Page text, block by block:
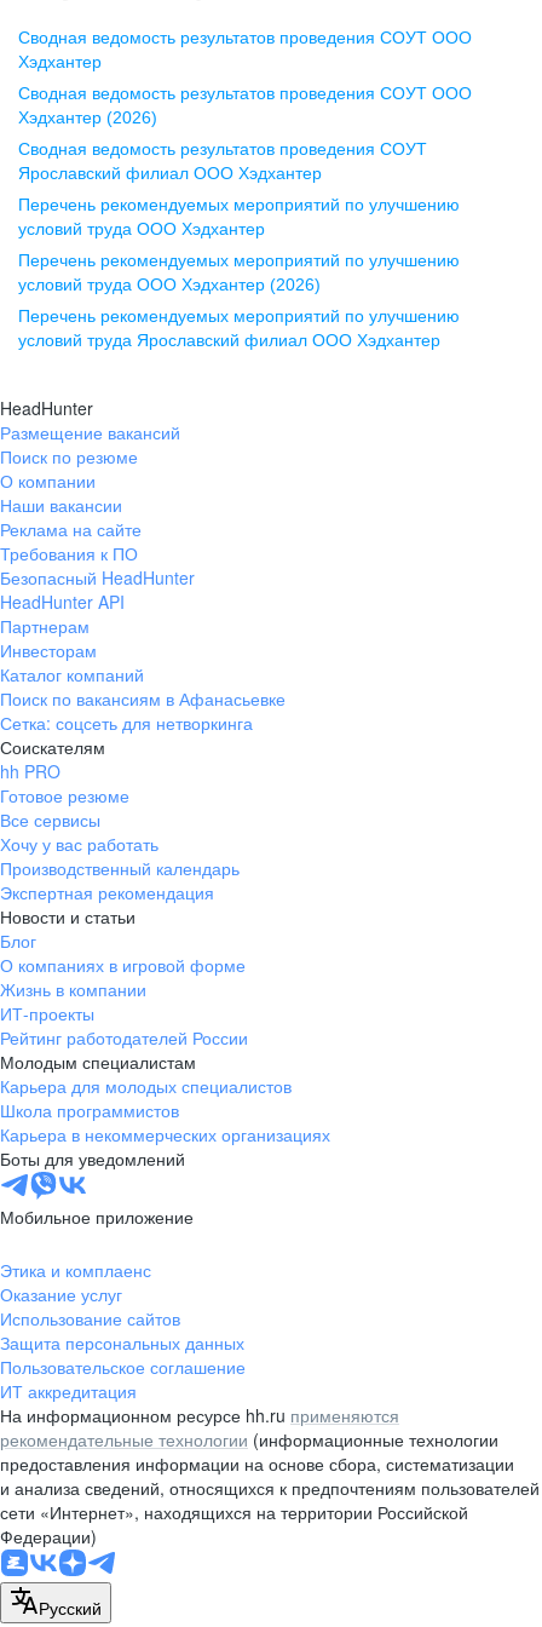
Воронеж
ул. Комиссаржевской, д. 10,
офис 1212
+7 473 280-05-05
pr@vrn.hh.ru
ул. Спартаковская, д. 2А, этаж 3,
помещение 15
+7 843 212-12-50
Екатеринбург
ул. Боевых Дружин, стр. 20,
+7 343 226-79-99
pr@ural.hh.ru
ул. Янковского, д. 169, 7 этаж,
706 каб.
+7 861 205-55-57
pr@krd.hh.ru
Владивосток
пер. Ланинский д. 4, офис 3.4
+7 423 202-33-28
pr@dv.hh.ru
Новосибирск
ул. Большевистская, д. 35,
помещение 21
+7 383 207-94-64
pr@nsk.hh.ru
Минск
пр-т Дзержинского, д. 57,
10 этаж, помещение 45-1
pr@rabota.by
Алматы
пр. Абая, д. 151, БЦ Алатау,
12 этаж, офис 1209
+7 727 232-13-13
pr@headhunter.com.kz
Сводная ведомость результатов проведения СОУТ ООО
Хэдхантер
Сводная ведомость результатов проведения СОУТ ООО
Хэдхантер (2026)
Сводная ведомость результатов проведения СОУТ
Ярославский филиал ООО Хэдхантер
Перечень рекомендуемых мероприятий по улучшению
условий труда ООО Хэдхантер
Перечень рекомендуемых мероприятий по улучшению
условий труда ООО Хэдхантер (2026)
Перечень рекомендуемых мероприятий по улучшению
условий труда Ярославский филиал ООО Хэдхантер
HeadHunter
Размещение вакансий
Поиск по резюме
О компании
Наши вакансии
Реклама на сайте
Требования к ПО
Безопасный HeadHunter
HeadHunter API
Партнерам
Инвесторам
Каталог компаний
Поиск по вакансиям в Афанасьевке
Сетка: соцсеть для нетворкинга
Соискателям
hh PRO
Готовое резюме
Все сервисы
Хочу у вас работать
Производственный календарь
Экспертная рекомендация
Новости и статьи
Блог
О компаниях в игровой форме
Жизнь в компании
ИТ-проекты
Рейтинг работодателей России
Молодым специалистам
Карьера для молодых специалистов
Школа программистов
Карьера в некоммерческих организациях
Боты для уведомлений
Мобильное приложение
Этика и комплаенс
Оказание услуг
Использование сайтов
Защита персональных данных
Пользовательское соглашение
ИТ аккредитация
На информационном ресурсе hh.ru применяются
рекомендательные технологии (информационные технологии
предоставления информации на основе сбора, систематизации
и анализа сведений, относящихся к предпочтениям пользователей
сети «Интернет», находящихся на территории Российской
Федерации)
Русский